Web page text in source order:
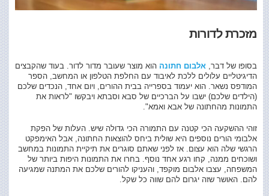
מזכרת לדורות
בסופו של דבר, אלבום חתונה הוא מוצר שעובר מדור לדור. בעוד שהקבצים
הדיגיטליים עלולים ללכת לאיבוד עם החלפת הטלפון או המחשב, הספר
המודפס נשאר. הוא יעמוד בספרייה בבית ההורים, ויום אחד, הנכדים שלכם
(הילדים שלכם) ישבו על הברכיים של סבא וסבתא ויבקשו "לראות את
התמונות מהחתונה של אבא ואמא".
זוהי ההשקעה הכי קטנה עם התמורה הכי גדולה שיש. העלות של הפקת
אלבומי הורים נוספים היא שולית ביחס להוצאות החתונה, אבל האימפקט
הרגשי שלה הוא עצום. אז לפני שאתם סוגרים את תיקיית התמונות במחשב
ושוכחים ממנה, קחו רגע אחד נוסף. בחרו את התמונות היפות ביותר של
המשפחה, עצבו אלבום מוקפד, והעניקו להורים שלכם את המתנה שמגיעה
להם. האושר שזה יגרום להם שווה כל שקל.